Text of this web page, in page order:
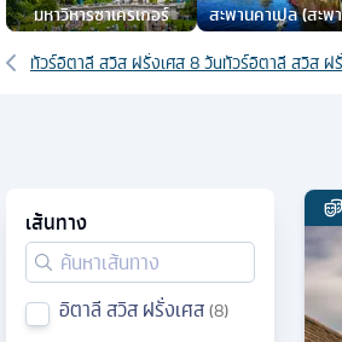
มหาวิหารซาเครเกอร์
สะพานคาเปล (สะพ
เซิร์น ชาเปล บริ
เส้นทางที่เกี่ยวข้อง
ทัวร์อิตาลี สวิส ฝรั่งเศส 8 วันทัวร์อิตาลี สวิส ฝ
เส้นทาง
อิตาลี สวิส ฝรั่งเศส 8